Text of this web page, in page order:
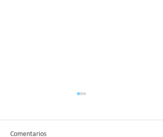
Comentarios